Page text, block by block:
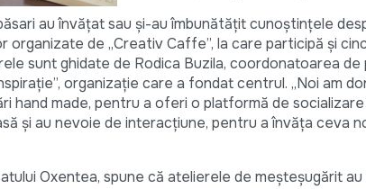
au învățat sau și-au îmbunătățit cunoștințele
de „Creativ Caffe”, la care participă și
sunt ghidate de Rodica Buzila, coordonatoarea
organizație care a fondat centrul. „Noi am
hand made, pentru a oferi o platformă de
și au nevoie de interacțiune, pentru a învăța ceva
Oxentea, spune că atelierele de meșteșugărit